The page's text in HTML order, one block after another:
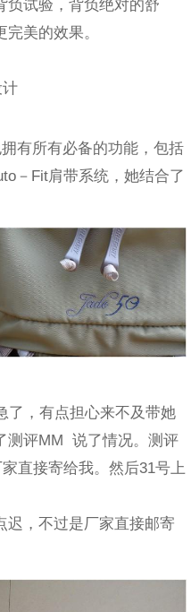
负试验，背负绝对的舒
美的效果。
有所有必备的功能，包括
－Fit肩带系统，她结合了
了，有点担心来不及带她
测评MM 说了情况。测评
直接寄给我。然后31号上
迟，不过是厂家直接邮寄